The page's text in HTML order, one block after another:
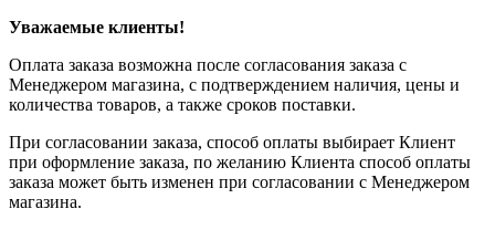
Уважаемые клиенты!
Оплата заказа возможна после согласования заказа с
Менеджером магазина, с подтверждением наличия, цены и
количества товаров, а также сроков поставки.
При согласовании заказа, способ оплаты выбирает Клиент
при оформление заказа, по желанию Клиента способ оплаты
заказа может быть изменен при согласовании с Менеджером
магазина.